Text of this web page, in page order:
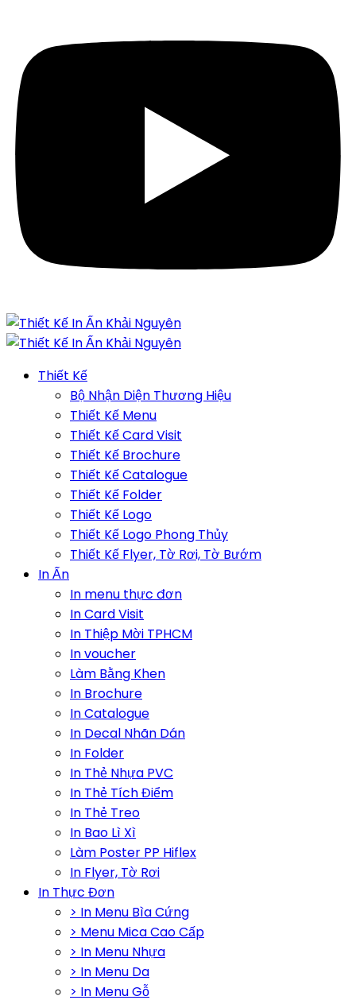
Thiết Kế
Bộ Nhận Diện Thương Hiệu
Thiết Kế Menu
Thiết Kế Card Visit
Thiết Kế Brochure
Thiết Kế Catalogue
Thiết Kế Folder
Thiết Kế Logo
Thiết Kế Logo Phong Thủy
Thiết Kế Flyer, Tờ Rơi, Tờ Bướm
In Ấn
In menu thực đơn
In Card Visit
In Thiệp Mời TPHCM
In voucher
Làm Bằng Khen
In Brochure
In Catalogue
In Decal Nhãn Dán
In Folder
In Thẻ Nhựa PVC
In Thẻ Tích Điểm
In Thẻ Treo
In Bao Lì Xì
Làm Poster PP Hiflex
In Flyer, Tờ Rơi
In Thực Đơn
> In Menu Bìa Cứng
> Menu Mica Cao Cấp
> In Menu Nhựa
> In Menu Da
> In Menu Gỗ